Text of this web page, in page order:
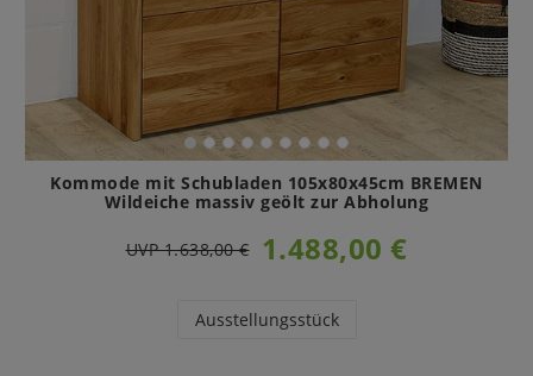
Kommode mit Schubladen 105x80x45cm BREMEN
Wildeiche massiv geölt zur Abholung
UVP 1.638,00 € 1.488,00 €
Ausstellungsstück